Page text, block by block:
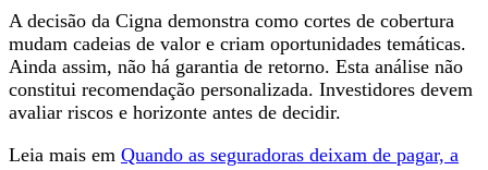
A decisão da Cigna demonstra como cortes de cobertura
mudam cadeias de valor e criam oportunidades temáticas.
Ainda assim, não há garantia de retorno. Esta análise não
constitui recomendação personalizada. Investidores devem
avaliar riscos e horizonte antes de decidir.
Leia mais em Quando as seguradoras deixam de pagar, a